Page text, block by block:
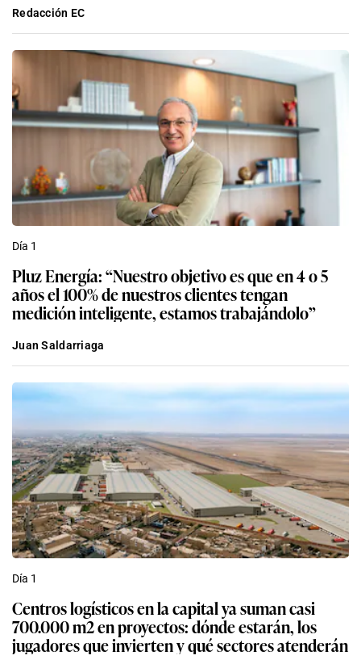
Redacción EC
Día 1
Pluz Energía: “Nuestro objetivo es que en 4 o 5
años el 100% de nuestros clientes tengan
medición inteligente, estamos trabajándolo”
Juan Saldarriaga
Día 1
Centros logísticos en la capital ya suman casi
700.000 m2 en proyectos: dónde estarán, los
jugadores que invierten y qué sectores atenderán